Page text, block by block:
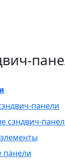
панели
сэндвич-
панели